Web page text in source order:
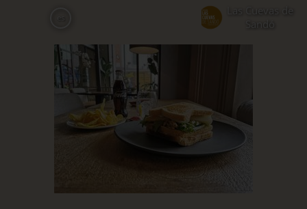
Las Cuevas de